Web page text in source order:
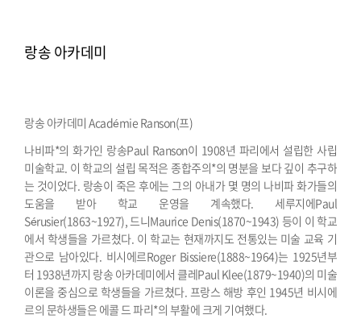
랑송 아카데미
랑송 아카데미 Académie Ranson(프)
나비파*의 화가인 랑송Paul Ranson이 1908년 파리에서 설립한 사립
미술학교. 이 학교의 설립 목적은 종합주의*의 명분을 보다 깊이 추구하
는 것이었다. 랑송이 죽은 후에는 그의 아내가 몇 명의 나비파 화가들의
도움을 받아 학교 운영을 계속했다. 세루지에Paul
Sérusier(1863~1927), 드니Maurice Denis(1870~1943) 등이 이 학교
에서 학생들을 가르쳤다. 이 학교는 현재까지도 전통있는 미술 교육 기
관으로 남아있다. 비시에르Roger Bissiere(1888~1964)는 1925년부
터 1938년까지 랑송 아카데미에서 클레Paul Klee(1879~1940)의 미술
이론을 중심으로 학생들을 가르쳤다. 프랑스 해방 후인 1945년 비시에
르의 문하생들은 에콜 드 파리*의 부활에 크게 기여했다.